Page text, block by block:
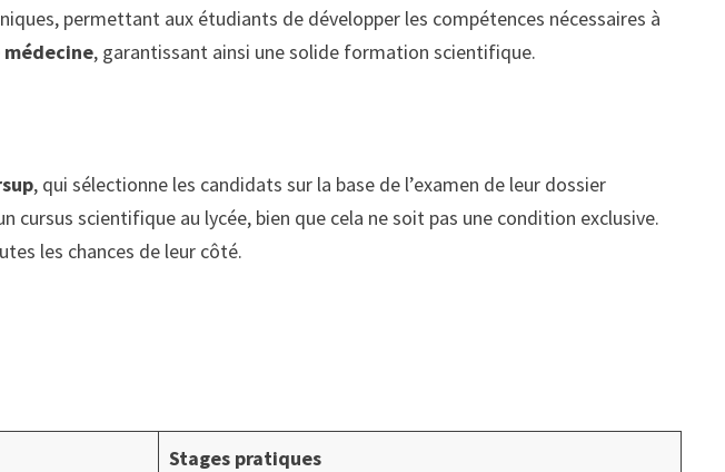
permettant aux étudiants de développer les compétences nécessaires à
médecine, garantissant ainsi une solide formation scientifique.
, qui sélectionne les candidats sur la base de l’examen de leur dossier
scientifique au lycée, bien que cela ne soit pas une condition exclusive.
les chances de leur côté.
Stages pratiques